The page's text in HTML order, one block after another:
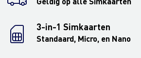
3-in-1 Simkaarten
Standaard, Micro, en Nano